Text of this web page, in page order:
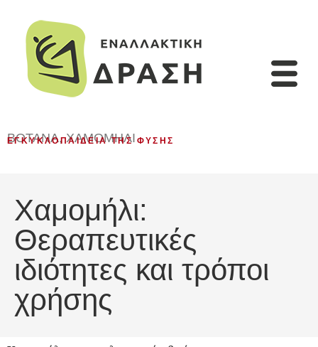
ΒΌΤΑΝΑ,ΧΑΜΟΜΉΛΙ
ΕΓΚΥΚΛΟΠΑΊΔΕΙΑ ΤΗΣ ΦΎΣΗΣ
Χαμομήλι:
Θεραπευτικές
ιδιότητες και τρόποι
χρήσης